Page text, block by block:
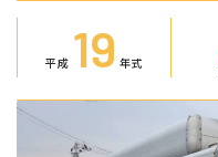
平成 19 年式